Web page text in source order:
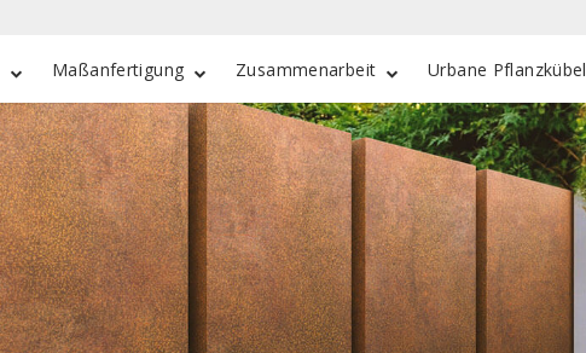
Maßanfertigung Zusammenarbeit Urbane Pflanzkübel